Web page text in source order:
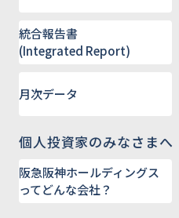
統合報告書
(Integrated Report)
月次データ
個人投資家のみなさまへ
阪急阪神ホールディングス
ってどんな会社？